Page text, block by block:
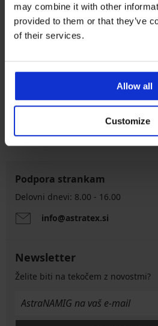
may combine it with other
provided to them or that they’ve
of their services.
Allow all
Customize
8 % od nakupa nazaj
Ugodna
Podpora strankam
Delovni dnevi: 8.00 - 16.00
info@astratex.si
Newsletter
Želite biti na tekočem z novostmi?